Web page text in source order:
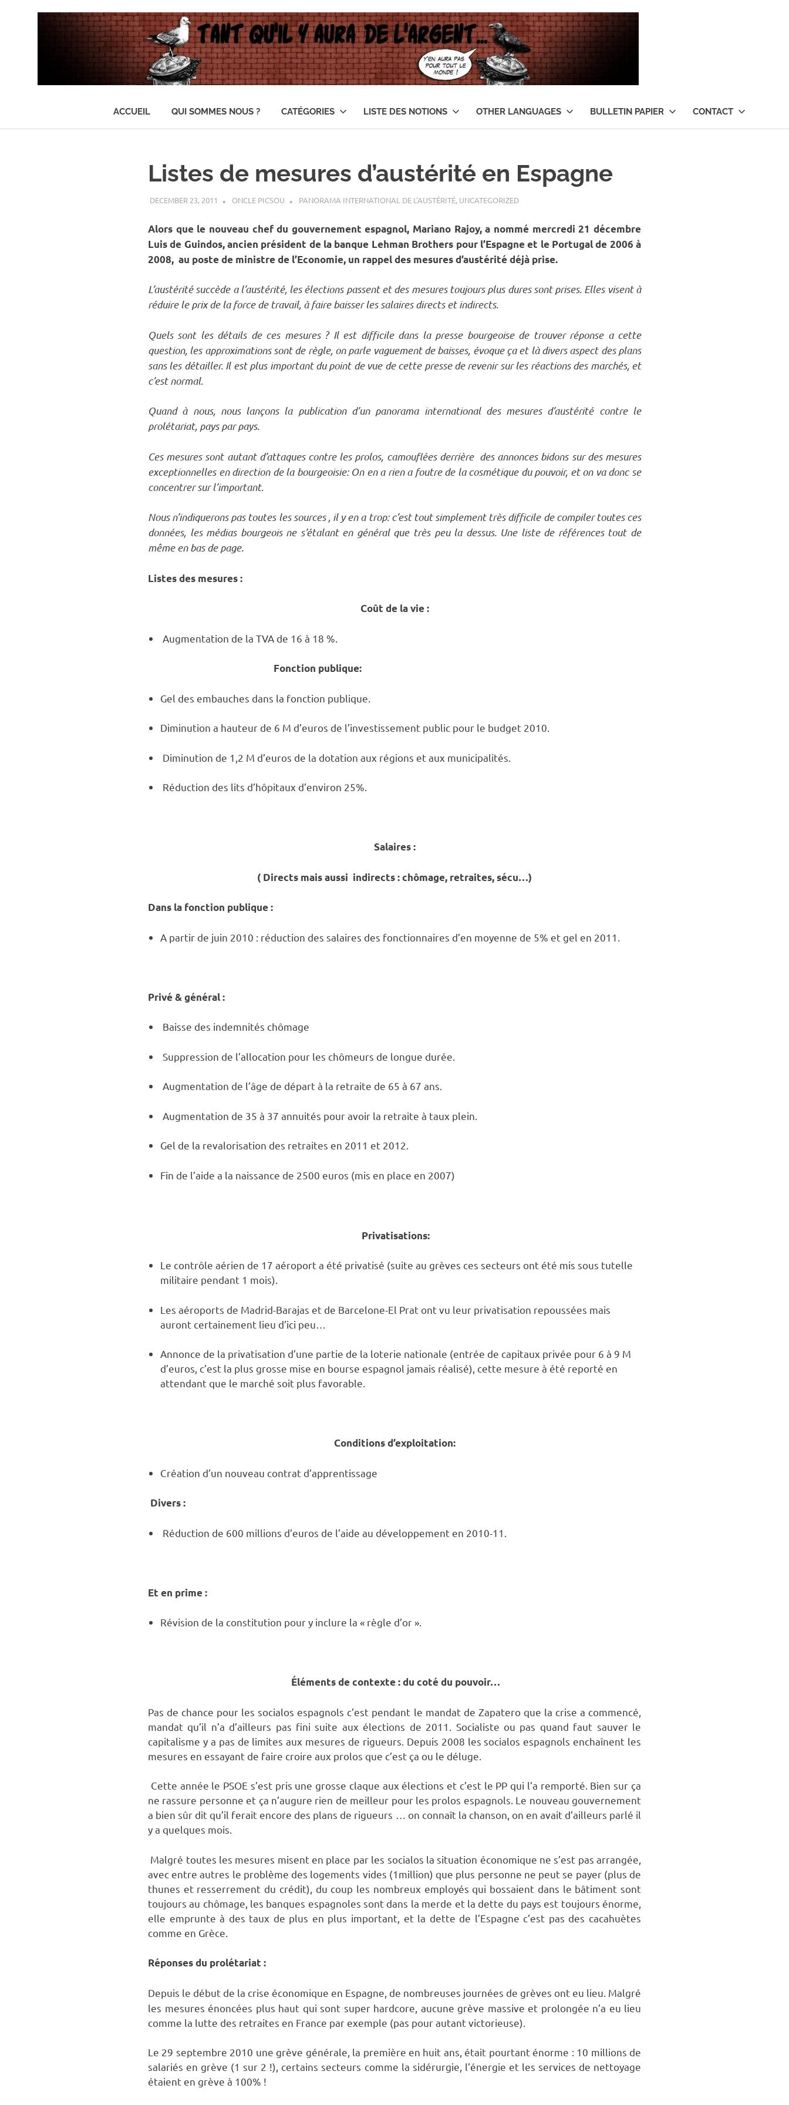
aura
en
ACCUEIL QUI SOMMES NOUS ? CATÉGORIES LISTE DES NOTIONS OTHER LANGUAGES BULLETIN PAPIER CONTACT
Listes de mesures d’austérité en Espagne
DECEMBER 23, 2011 ONCLE PICSOU PANORAMA INTERNATIONAL DE L'AUSTÉRITÉ, UNCATEGORIZED
Alors que le nouveau chef du gouvernement espagnol, Mariano Rajoy, a nommé mercredi 21 décembre
Luis de Guindos, ancien président de la banque Lehman Brothers pour l’Espagne et le Portugal de 2006 à
2008, au poste de ministre de l’Economie, un rappel des mesures d’austérité déjà prise.
L’austérité succède a l’austérité, les élections passent et des mesures toujours plus dures sont prises. Elles visent à
réduire le prix de la force de travail, à faire baisser les salaires directs et indirects.
Quels sont les détails de ces mesures ? Il est difficile dans la presse bourgeoise de trouver réponse a cette
question, les approximations sont de règle, on parle vaguement de baisses, évoque ça et là divers aspect des plans
sans les détailler. Il est plus important du point de vue de cette presse de revenir sur les réactions des marchés, et
c’est normal.
Quand à nous, nous lançons la publication d’un panorama international des mesures d’austérité contre le
prolétariat, pays par pays.
Ces mesures sont autant d’attaques contre les prolos, camouflées derrière des annonces bidons sur des mesures
exceptionnelles en direction de la bourgeoisie: On en a rien a foutre de la cosmétique du pouvoir, et on va donc se
concentrer sur l’important.
Nous n’indiquerons pas toutes les sources , il y en a trop: c’est tout simplement très difficile de compiler toutes ces
données, les médias bourgeois ne s’étalant en général que très peu la dessus. Une liste de références tout de
même en bas de page.
Listes des mesures :
Coût de la vie :
Augmentation de la TVA de 16 à 18 %.
Fonction publique:
Gel des embauches dans la fonction publique.
Diminution a hauteur de 6 M d’euros de l’investissement public pour le budget 2010.
Diminution de 1,2 M d’euros de la dotation aux régions et aux municipalités.
Réduction des lits d’hôpitaux d’environ 25%.
Salaires :
( Directs mais aussi indirects : chômage, retraites, sécu…)
Dans la fonction publique :
A partir de juin 2010 : réduction des salaires des fonctionnaires d’en moyenne de 5% et gel en 2011.
Privé & général :
Baisse des indemnités chômage
Suppression de l’allocation pour les chômeurs de longue durée.
Augmentation de l’âge de départ à la retraite de 65 à 67 ans.
Augmentation de 35 à 37 annuités pour avoir la retraite à taux plein.
Gel de la revalorisation des retraites en 2011 et 2012.
Fin de l’aide a la naissance de 2500 euros (mis en place en 2007)
Privatisations:
Le contrôle aérien de 17 aéroport a été privatisé (suite au grèves ces secteurs ont été mis sous tutelle
militaire pendant 1 mois).
Les aéroports de Madrid-Barajas et de Barcelone-El Prat ont vu leur privatisation repoussées mais
auront certainement lieu d’ici peu…
Annonce de la privatisation d’une partie de la loterie nationale (entrée de capitaux privée pour 6 à 9 M
d’euros, c’est la plus grosse mise en bourse espagnol jamais réalisé), cette mesure à été reporté en
attendant que le marché soit plus favorable.
Conditions d’exploitation:
Création d’un nouveau contrat d’apprentissage
Divers :
Réduction de 600 millions d’euros de l’aide au développement en 2010-11.
Et en prime :
Révision de la constitution pour y inclure la « règle d’or ».
Éléments de contexte : du coté du pouvoir…
Pas de chance pour les socialos espagnols c’est pendant le mandat de Zapatero que la crise a commencé,
mandat qu’il n’a d’ailleurs pas fini suite aux élections de 2011. Socialiste ou pas quand faut sauver le
capitalisme y a pas de limites aux mesures de rigueurs. Depuis 2008 les socialos espagnols enchaînent les
mesures en essayant de faire croire aux prolos que c’est ça ou le déluge.
Cette année le PSOE s’est pris une grosse claque aux élections et c’est le PP qui l’a remporté. Bien sur ça
ne rassure personne et ça n’augure rien de meilleur pour les prolos espagnols. Le nouveau gouvernement
a bien sûr dit qu’il ferait encore des plans de rigueurs … on connaît la chanson, on en avait d’ailleurs parlé il
y a quelques mois.
Malgré toutes les mesures misent en place par les socialos la situation économique ne s’est pas arrangée,
avec entre autres le problème des logements vides (1million) que plus personne ne peut se payer (plus de
thunes et resserrement du crédit), du coup les nombreux employés qui bossaient dans le bâtiment sont
toujours au chômage, les banques espagnoles sont dans la merde et la dette du pays est toujours énorme,
elle emprunte à des taux de plus en plus important, et la dette de l’Espagne c’est pas des cacahuètes
comme en Grèce.
Réponses du prolétariat :
Depuis le début de la crise économique en Espagne, de nombreuses journées de grèves ont eu lieu. Malgré
les mesures énoncées plus haut qui sont super hardcore, aucune grève massive et prolongée n’a eu lieu
comme la lutte des retraites en France par exemple (pas pour autant victorieuse).
Le 29 septembre 2010 une grève générale, la première en huit ans, était pourtant énorme : 10 millions de
salariés en grève (1 sur 2 !), certains secteurs comme la sidérurgie, l’énergie et les services de nettoyage
étaient en grève à 100% !